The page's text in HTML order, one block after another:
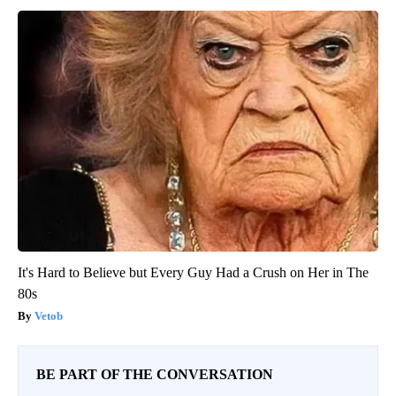
It's Hard to Believe but Every Guy Had a Crush on Her in The
80s
Vetob
BE PART OF THE CONVERSATION